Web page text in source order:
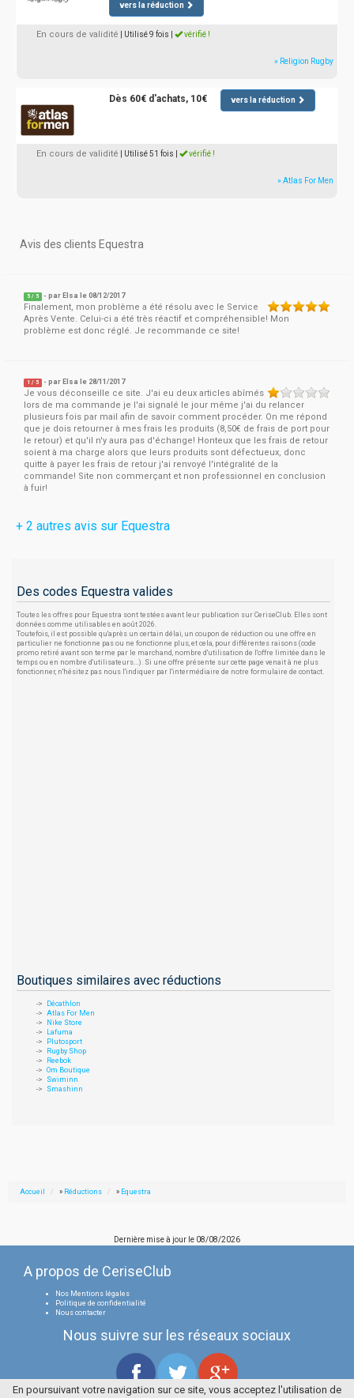
vers la réduction
En cours de validité | Utilisé 9 fois vérifié !
» Religion Rugby
Dès 60€ d'achats, 10€ vers la réduction
En cours de validité | Utilisé 51 fois vérifié !
» Atlas For Men
Avis des clients Equestra
5 / 5 - par Elsa le 08/12/2017
Finalement, mon problème a été résolu avec le Service
Après Vente. Celui-ci a été très réactif et compréhensible! Mon
problème est donc réglé. Je recommande ce site!
1 / 5 - par Elsa le 28/11/2017
Je vous déconseille ce site. J'ai eu deux articles abîmés
lors de ma commande je l'ai signalé le jour même j'ai du relancer
plusieurs fois par mail afin de savoir comment procéder. On me répond
que je dois retourner à mes frais les produits (8,50€ de frais de port pour
le retour) et qu'il n'y aura pas d'échange! Honteux que les frais de retour
soient à ma charge alors que leurs produits sont défectueux, donc
quitte à payer les frais de retour j'ai renvoyé l'intégralité de la
commande! Site non commerçant et non professionnel en conclusion
à fuir!
+ 2 autres avis sur Equestra
Des codes Equestra valides
Toutes les offres pour Equestra sont testées avant leur publication sur CeriseClub. Elles sont
données comme utilisables en août 2026.
Toutefois, il est possible qu'après un certain délai, un coupon de réduction ou une offre en
particulier ne fonctionne pas ou ne fonctionne plus, et cela, pour différentes raisons (code
promo retiré avant son terme par le marchand, nombre d'utilisation de l'offre limitée dans le
temps ou en nombre d'utilisateurs...). Si une offre présente sur cette page venait à ne plus
fonctionner, n'hésitez pas nous l'indiquer par l'intermédiaire de notre formulaire de contact.
Boutiques similaires avec réductions
Décathlon
Atlas For Men
Nike Store
Lafuma
Plutosport
Rugby Shop
Reebok
Om Boutique
Swiminn
Smashinn
Accueil » Réductions » Equestra
Dernière mise à jour le 08/08/2026
A propos de CeriseClub
Nos Mentions légales
Politique de confidentialité
Nous contacter
Nous suivre sur les réseaux sociaux
En poursuivant votre navigation sur ce site, vous acceptez l'utilisation de